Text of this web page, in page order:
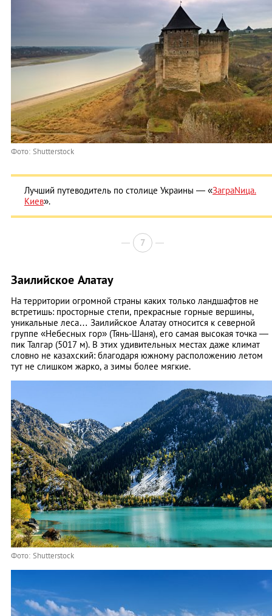
Фото: Shutterstock
Лучший путеводитель по столице Украины — «ЗаграNица.
Киев».
7
Заилийское Алатау
На территории огромной страны каких только ландшафтов не
встретишь: просторные степи, прекрасные горные вершины,
уникальные леса… Заилийское Алатау относится к северной
группе «Небесных гор» (Тянь-Шаня), его самая высокая точка —
пик Талгар (5017 м). В этих удивительных местах даже климат
словно не казахский: благодаря южному расположению летом
тут не слишком жарко, а зимы более мягкие.
Фото: Shutterstock